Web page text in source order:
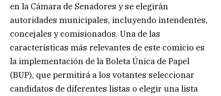
en la Cámara de Senadores y se elegirán
autoridades municipales, incluyendo intendentes,
concejales y comisionados. Una de las
características más relevantes de este comicio es
la implementación de la Boleta Única de Papel
(BUP), que permitirá a los votantes seleccionar
candidatos de diferentes listas o elegir una lista